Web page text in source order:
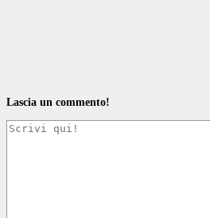
Lascia un commento!